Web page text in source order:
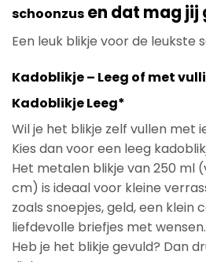
schoonzus en dat mag jij
Een leuk blikje voor de leukste
Kadoblikje – Leeg of met
Kadoblikje Leeg*
Wil je het blikje zelf vullen met
Kies dan voor een leeg
Het metalen blikje van 250 ml
cm) is ideaal voor kleine
zoals snoepjes, geld, een klein
liefdevolle briefjes met wensen.
Heb je het blikje gevuld? Dan